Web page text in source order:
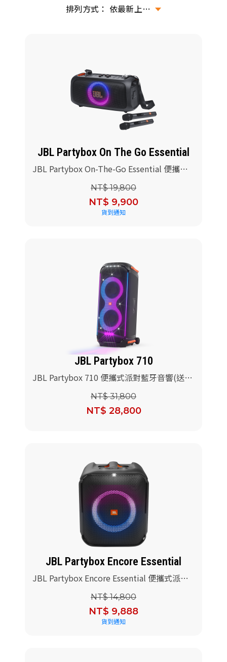
依最新上架排序
JBL Partybox On The Go Essential
JBL Partybox On-The-Go Essential 便攜式
NT$ 19,800
NT$ 9,900
貨到通知
JBL Partybox 710
JBL Partybox 710 便攜式派對藍牙音響(送
NT$ 31,800
NT$ 28,800
JBL Partybox Encore Essential
JBL Partybox Encore Essential 便攜式派對
藍牙喇叭(送JBL PBM100有線麥克風+專用提
NT$ 14,800
NT$ 9,888
貨到通知